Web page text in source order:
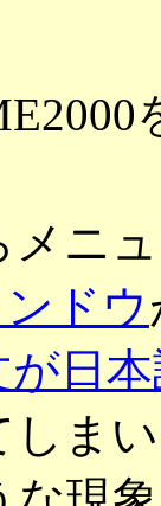
メニ
ドウ
日
しま